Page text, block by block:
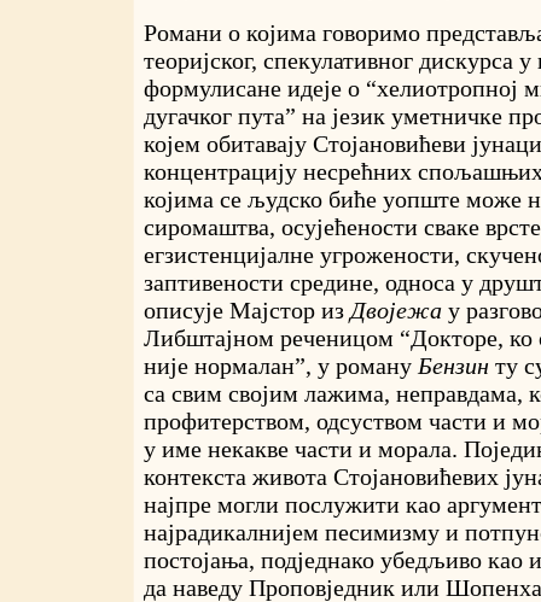
Романи о којима говоримо
теоријског, спекулативног дискурса у
формулисане идеје о “хелиотропној
дугачког пута” на језик уметничке
којем обитавају Стојановићеви
концентрацију несрећних
којима се људско биће уопште може
сиромаштва, осујећености сваке
егзистенцијалне угрожености,
заптивености средине, односа у
описује Мајстор из Двојежа у
Либштајном реченицом “Докторе, ко
није нормалан”, у роману Бензин ту
са свим својим лажима, неправдама,
профитерством, одсуством части и
у име некакве части и морала.
контекста живота Стојановићевих
најпре могли послужити као
најрадикалнијем песимизму и
постојања, подједнако убедљиво као
да наведу Проповједник или